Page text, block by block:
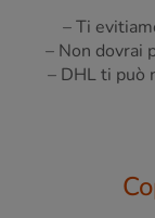
– Ti
– Non dovrai
– DHL ti può